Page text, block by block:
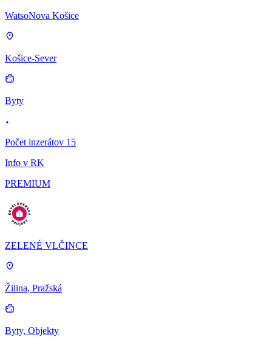
WatsoNova Košice
Košice-Sever
Byty
Počet inzerátov 15
Info v RK
PREMIUM
ZELENÉ VLČINCE
Žilina, Pražská
Byty, Objekty